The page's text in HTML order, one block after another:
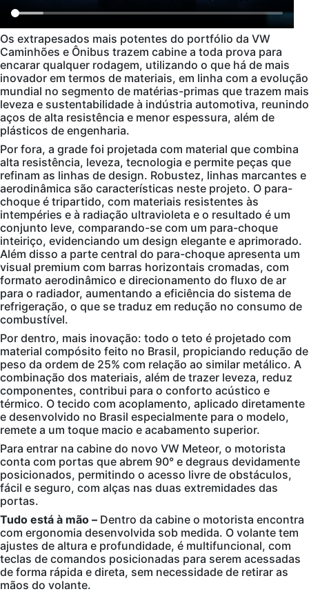
Os extrapesados mais potentes do portfólio da VW
Caminhões e Ônibus trazem cabine a toda prova para
encarar qualquer rodagem, utilizando o que há de mais
inovador em termos de materiais, em linha com a evolução
mundial no segmento de matérias-primas que trazem mais
leveza e sustentabilidade à indústria automotiva, reunindo
aços de alta resistência e menor espessura, além de
plásticos de engenharia.
Por fora, a grade foi projetada com material que combina
alta resistência, leveza, tecnologia e permite peças que
refinam as linhas de design. Robustez, linhas marcantes e
aerodinâmica são características neste projeto. O para-
choque é tripartido, com materiais resistentes às
intempéries e à radiação ultravioleta e o resultado é um
conjunto leve, comparando-se com um para-choque
inteiriço, evidenciando um design elegante e aprimorado.
Além disso a parte central do para-choque apresenta um
visual premium com barras horizontais cromadas, com
formato aerodinâmico e direcionamento do fluxo de ar
para o radiador, aumentando a eficiência do sistema de
refrigeração, o que se traduz em redução no consumo de
combustível.
Por dentro, mais inovação: todo o teto é projetado com
material compósito feito no Brasil, propiciando redução de
peso da ordem de 25% com relação ao similar metálico. A
combinação dos materiais, além de trazer leveza, reduz
componentes, contribui para o conforto acústico e
térmico. O tecido com acoplamento, aplicado diretamente
e desenvolvido no Brasil especialmente para o modelo,
remete a um toque macio e acabamento superior.
Para entrar na cabine do novo VW Meteor, o motorista
conta com portas que abrem 90° e degraus devidamente
posicionados, permitindo o acesso livre de obstáculos,
fácil e seguro, com alças nas duas extremidades das
portas.
Tudo está à mão – Dentro da cabine o motorista encontra
com ergonomia desenvolvida sob medida. O volante tem
ajustes de altura e profundidade, é multifuncional, com
teclas de comandos posicionadas para serem acessadas
de forma rápida e direta, sem necessidade de retirar as
mãos do volante.